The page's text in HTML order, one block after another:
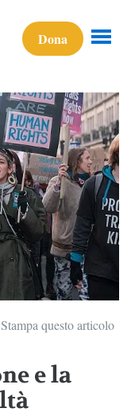
Dona
Stampa questo articolo
e la